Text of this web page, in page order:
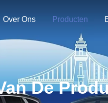
Over Ons Producten
De